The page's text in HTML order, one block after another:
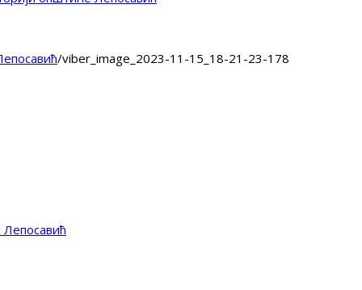
/viber_image_2023-11-15_18-21-23-178